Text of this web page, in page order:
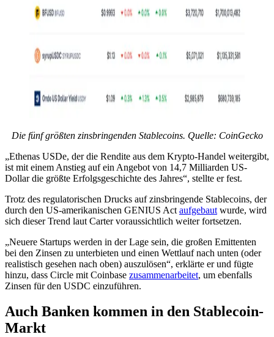
Die fünf größten zinsbringenden Stablecoins. Quelle: CoinGecko
„Ethenas USDe, der die Rendite aus dem Krypto-Handel weitergibt,
ist mit einem Anstieg auf ein Angebot von 14,7 Milliarden US-
Dollar die größte Erfolgsgeschichte des Jahres“, stellte er fest.
Trotz des regulatorischen Drucks auf zinsbringende Stablecoins, der
durch den US-amerikanischen GENIUS Act aufgebaut wurde, wird
sich dieser Trend laut Carter voraussichtlich weiter fortsetzen.
„Neuere Startups werden in der Lage sein, die großen Emittenten
bei den Zinsen zu unterbieten und einen Wettlauf nach unten (oder
realistisch gesehen nach oben) auszulösen“, erklärte er und fügte
hinzu, dass Circle mit Coinbase zusammenarbeitet, um ebenfalls
Zinsen für den USDC einzuführen.
Auch Banken kommen in den Stablecoin-
Markt